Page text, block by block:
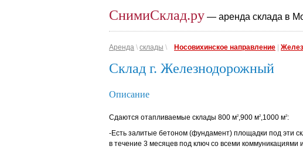
СнимиСклад.ру — аренда склада в
Аренда \ склады \ Носовихинское направление
Склад г. Железнодорожный
Описание
Сдаются отапливаемые склады 800 м2,900 м2,1000 м2:
-Есть залитые бетоном (фундамент) площадки под эти
в течение 3 месяцев под ключ со всеми коммуникациями